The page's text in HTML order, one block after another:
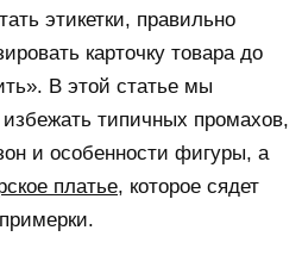
этикетки, правильно
карточку товара до
В этой статье мы
типичных промахов,
и особенности фигуры, а
платье, которое сядет